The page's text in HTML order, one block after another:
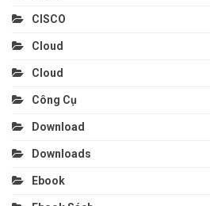
CISCO
Cloud
Cloud
Công Cụ
Download
Downloads
Ebook